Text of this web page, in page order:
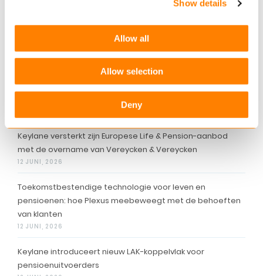
Show details
Allow all
Allow selection
Deny
Bekijk de volledige podcast hier:
(Keylane) over de technologische kant van de
pensioentransitie – Leaders in Finance
Gerelateerde artikelen
Keylane versterkt zijn Europese Life & Pension-aanbod
met de overname van Vereycken & Vereycken
12 JUNI, 2026
Toekomstbestendige technologie voor leven en
pensioenen: hoe Plexus meebeweegt met de behoeften
van klanten
12 JUNI, 2026
Keylane introduceert nieuw LAK-koppelvlak voor
pensioenuitvoerders